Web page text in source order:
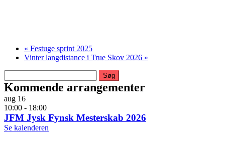
« Festuge sprint 2025
Vinter langdistance i True Skov 2026 »
efter:
Kommende arrangementer
aug 16
10:00 - 18:00
JFM Jysk Fynsk Mesterskab 2026
Se kalenderen